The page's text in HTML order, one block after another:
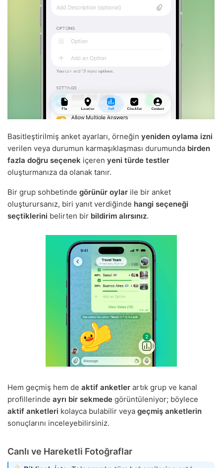
Basitleştirilmiş anket ayarları, örneğin yeniden oylama izni
verilen veya durumun karmaşıklaşması durumunda birden
fazla doğru seçenek içeren yeni türde testler
oluşturmanıza da olanak tanır.
Bir grup sohbetinde görünür oylar ile bir anket
oluşturursanız, biri yanıt verdiğinde hangi seçeneği
seçtiklerini belirten bir bildirim alırsınız.
Hem geçmiş hem de aktif anketler artık grup ve kanal
profillerinde ayrı bir sekmede görüntüleniyor; böylece
aktif anketleri kolayca bulabilir veya geçmiş anketlerin
sonuçlarını inceleyebilirsiniz.
Canlı ve Hareketli Fotoğraflar